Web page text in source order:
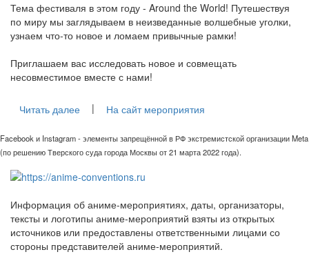
Тема фестиваля в этом году - Around the World! Путешествуя
по миру мы заглядываем в неизведанные волшебные уголки,
узнаем что-то новое и ломаем привычные рамки!
Приглашаем вас исследовать новое и совмещать
несовместимое вместе с нами!
Читать далее | На сайт мероприятия
Facebook и Instagram - элементы запрещённой в РФ экстремистской организации Meta
(по решению Тверского суда города Москвы от 21 марта 2022 года).
Информация об аниме-мероприятиях, даты, организаторы,
тексты и логотипы аниме-мероприятий взяты из открытых
источников или предоставлены ответственными лицами со
стороны представителей аниме-мероприятий.